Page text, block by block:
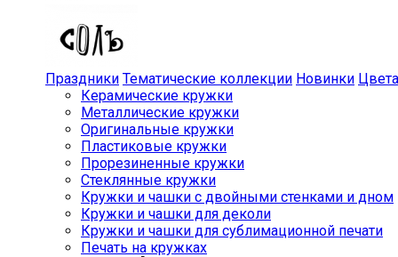
Праздники Тематические коллекции Новинки Цвета
Керамические кружки
Металлические кружки
Оригинальные кружки
Пластиковые кружки
Прорезиненные кружки
Стеклянные кружки
Кружки и чашки с двойными стенками и дном
Кружки и чашки для деколи
Кружки и чашки для сублимационной печати
Печать на кружках